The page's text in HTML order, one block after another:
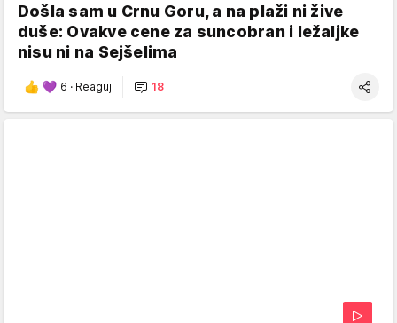
Došla sam u Crnu Goru, a na plaži ni žive
duše: Ovakve cene za suncobran i ležaljke
nisu ni na Sejšelima
6 · Reaguj 18